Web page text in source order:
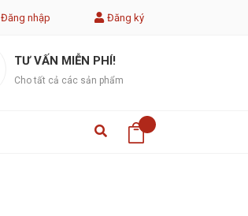
Đăng nhập Đăng ký
TƯ VẤN MIỄN PHÍ!
Cho tất cả các sản phẩm